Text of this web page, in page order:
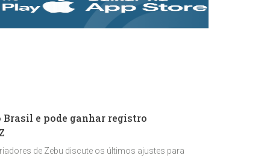
rastreabilidade e
rigor técnico para
Brasil e pode ganhar registro
de Zebu discute os últimos ajustes para